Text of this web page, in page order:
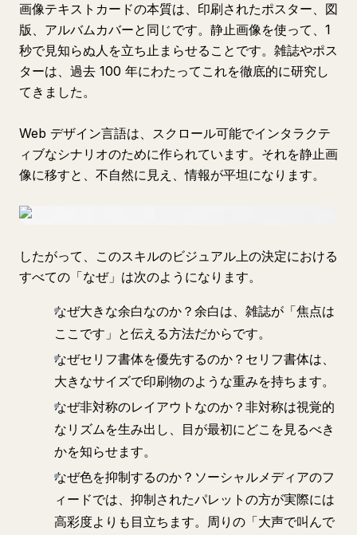
画像テキストカードの本質は、印刷されたポスター、図
版、アルバムカバーと同じです。静止画像を使って、1
秒で見知らぬ人を立ち止まらせることです。雑誌やポス
ターは、過去 100 年にわたってこれを徹底的に研究し
てきました。
Web デザイン言語は、スクロール可能でインタラクテ
ィブなシナリオのために作られています。それを静止画
像に移すと、不自然に見え、情報が平坦になります。
したがって、このスキルのビジュアル上の決定における
すべての「なぜ」は次のようになります。
なぜ大きな余白なのか？余白は、雑誌が「焦点は
ここです」と伝える方法だからです。
なぜセリフ書体を優先するのか？セリフ書体は、
大きなサイズで印刷物のような重みを持ちます。
なぜ非対称のレイアウトなのか？非対称は視覚的
なリズムを生み出し、目が最初にどこを見るべき
かを知らせます。
なぜ色を抑制するのか？ソーシャルメディアのフ
ィードでは、抑制されたパレットの方が実際には
高彩度よりも目立ちます。周りの「大声で叫んで